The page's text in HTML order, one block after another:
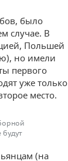
было
случае. В
Польшей
но имели
первого
уже только
место.
(на